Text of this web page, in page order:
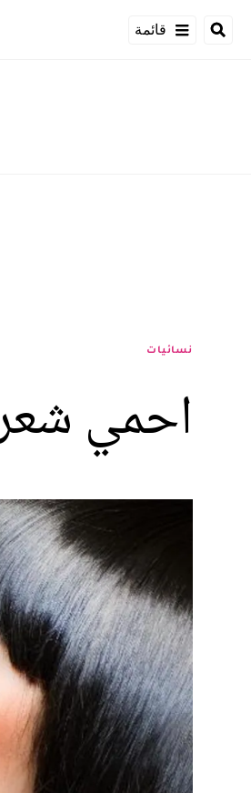
قائمة
نسائيات
احمي